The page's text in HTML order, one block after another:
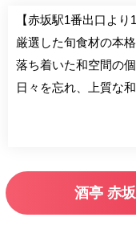
【赤坂駅1番出口よ
厳選した旬食材の本
落ち着いた和空間の
日々を忘れ、上質な
全7品＞2,760円』 ・
ス＜全8品＞6,800円
コース＜全9品＞
酒亭 赤